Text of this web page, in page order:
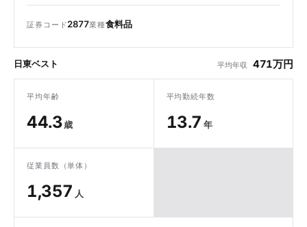
証券コード2877業種食料品
日東ベスト 平均年収 471万円
平均年齢
44.3歳
平均勤続年数
13.7 年
従業員数（単体）
1,357 人